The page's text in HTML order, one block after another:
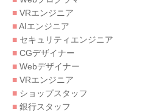
■ VRエンジニア
■AIエンジニア
■ セキュリティエンジニア
■ CGデザイナー
■ Webデザイナー
■ VRエンジニア
■ ショップスタッフ
■ 銀行スタッフ